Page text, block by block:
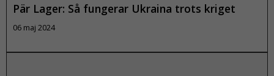
Pär Lager: Så fungerar Ukraina trots kriget
06 maj 2024